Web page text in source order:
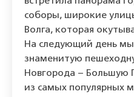
соборы, широкие
Волга, которая
На следующий день
знаменитую
Новгорода – Большую
из самых популярных